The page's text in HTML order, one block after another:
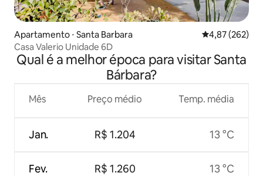
Apartamento ⋅ Santa Barbara 4,87 de uma
4,87 (262)
Casa Valerio Unidade 6D
Qual é a melhor época para visitar Santa
Bárbara?
Mês
Jan.
Fev.
Preço médio
R$ 1.204
R$ 1.260
Temp. média
13 °C
13 °C